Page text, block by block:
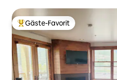
Beliebter Gäste-Favorit.
Gäste-Favorit